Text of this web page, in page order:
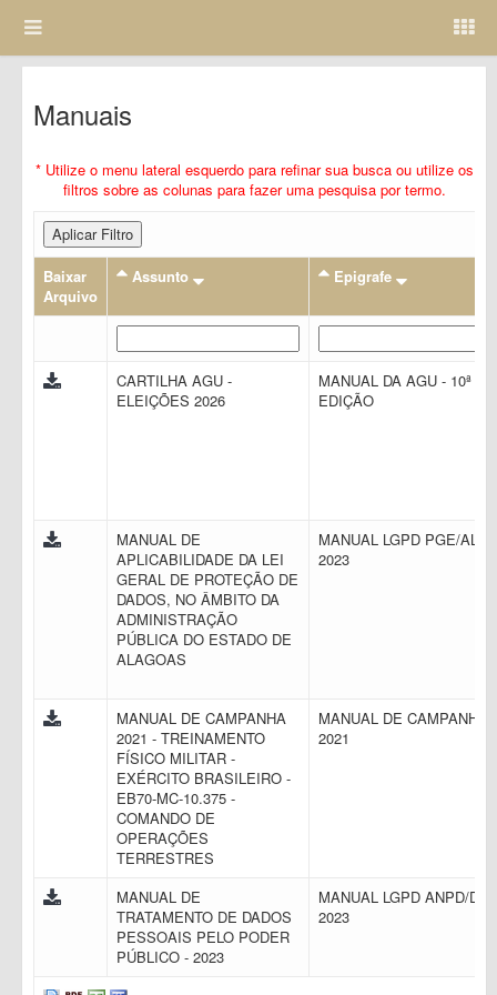
Manuais
* Utilize o menu lateral esquerdo para refinar sua busca ou utilize os
filtros sobre as colunas para fazer uma pesquisa por termo.
Aplicar Filtro
Baixar
Arquivo
Assunto Epigrafe
CARTILHA AGU -
ELEIÇÕES 2026
MANUAL DA AGU - 10ª
EDIÇÃO
MANUAL DE
APLICABILIDADE DA LEI
GERAL DE PROTEÇÃO DE
DADOS, NO ÂMBITO DA
ADMINISTRAÇÃO
PÚBLICA DO ESTADO DE
ALAGOAS
MANUAL LGPD PGE/AL
2023
MANUAL DE CAMPANHA
2021 - TREINAMENTO
FÍSICO MILITAR -
EXÉRCITO BRASILEIRO -
EB70-MC-10.375 -
COMANDO DE
OPERAÇÕES
TERRESTRES
MANUAL DE CAMPANHA
2021
MANUAL DE
TRATAMENTO DE DADOS
PESSOAIS PELO PODER
PÚBLICO - 2023
MANUAL LGPD ANPD/DF
2023